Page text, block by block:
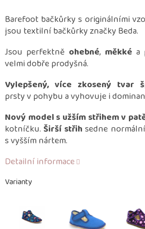
Varianty
Barefoot bačkůrky s originálními
jsou textilní bačkůrky značky Beda.
Jsou perfektně ohebné, měkké a
velmi dobře prodyšná.
Vylepšený, více zkosený tvar
prsty v pohybu a vyhovuje i
Nový model s užším střihem v
kotníčku. Širší střih sedne
s vyšším nártem.
Detailní informace